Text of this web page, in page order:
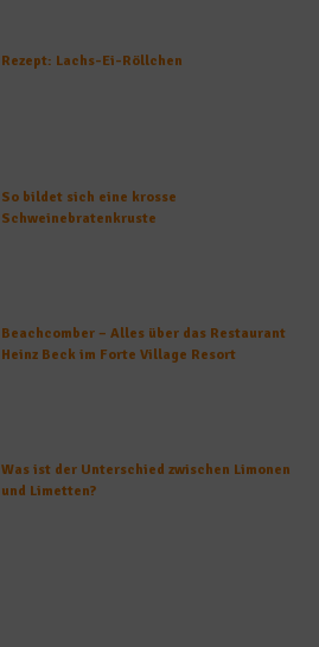
Rezept: Lachs-Ei-Röllchen
So bildet sich eine krosse
Schweinebratenkruste
Beachcomber – Alles über das Restaurant
Heinz Beck im Forte Village Resort
Was ist der Unterschied zwischen Limonen
und Limetten?